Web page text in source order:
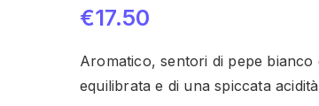
€17.50
Aromatico, sentori di pepe
equilibrata e di una spiccata